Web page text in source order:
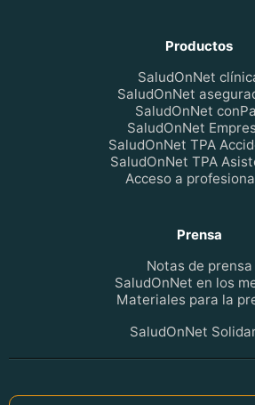
Productos
SaludOnNet
SaludOnNet
SaludOnNet
SaludOnNet
SaludOnNet TPA
SaludOnNet TPA
Acceso a
Prensa
Notas de prensa
SaludOnNet en los
Materiales para la
SaludOnNet